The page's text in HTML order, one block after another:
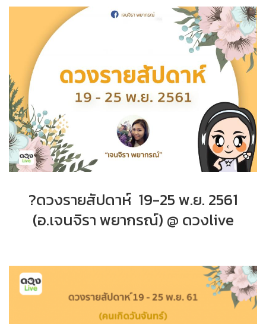
?ดวงรายสัปดาห์ 19-25 พ.ย. 2561
(อ.เจนจิราพยากรณ์) @ ดวงlive